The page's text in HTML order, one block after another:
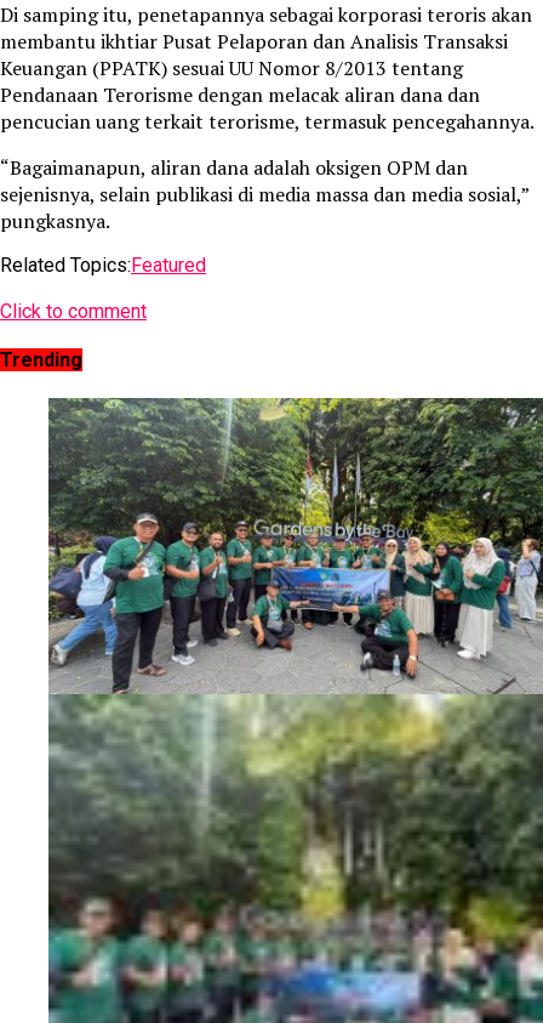
Di samping itu, penetapannya sebagai korporasi teroris akan
membantu ikhtiar Pusat Pelaporan dan Analisis Transaksi
Keuangan (PPATK) sesuai UU Nomor 8/2013 tentang
Pendanaan Terorisme dengan melacak aliran dana dan
pencucian uang terkait terorisme, termasuk pencegahannya.
“Bagaimanapun, aliran dana adalah oksigen OPM dan
sejenisnya, selain publikasi di media massa dan media sosial,”
pungkasnya.
Related Topics:Featured
Click to comment
Trending